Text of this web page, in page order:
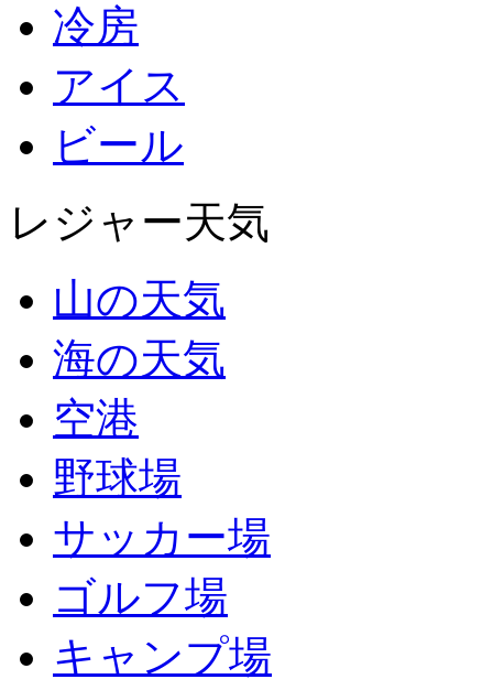
冷房
アイス
ビール
レジャー天気
山の天気
海の天気
空港
野球場
サッカー場
ゴルフ場
キャンプ場